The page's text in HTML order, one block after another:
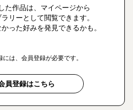
た作品は、マイページから
リーとして閲覧できます。
った好みを発見できるかも。
は、会員登録が必要です。
員登録はこちら